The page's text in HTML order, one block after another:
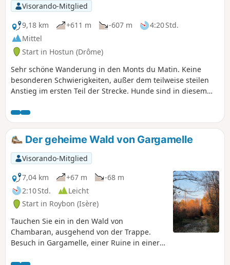
Visorando-Mitglied
9,18 km
+611 m -607 m
4:20 Std.
Mittel
Start in Hostun (Drôme)
Sehr schöne Wanderung in den Monts du Matin. Keine
besonderen Schwierigkeiten, außer dem teilweise steilen
Anstieg im ersten Teil der Strecke. Hunde sind in diesem
Der geheime Wald von Gargamelle
Visorando-Mitglied
7,04 km
+67 m
-68 m
2:10 Std.
Leicht
Start in Roybon (Isère)
Tauchen Sie ein in den Wald von
Chambaran, ausgehend von der Trappe.
Besuch in Gargamelle, einer Ruine in einer